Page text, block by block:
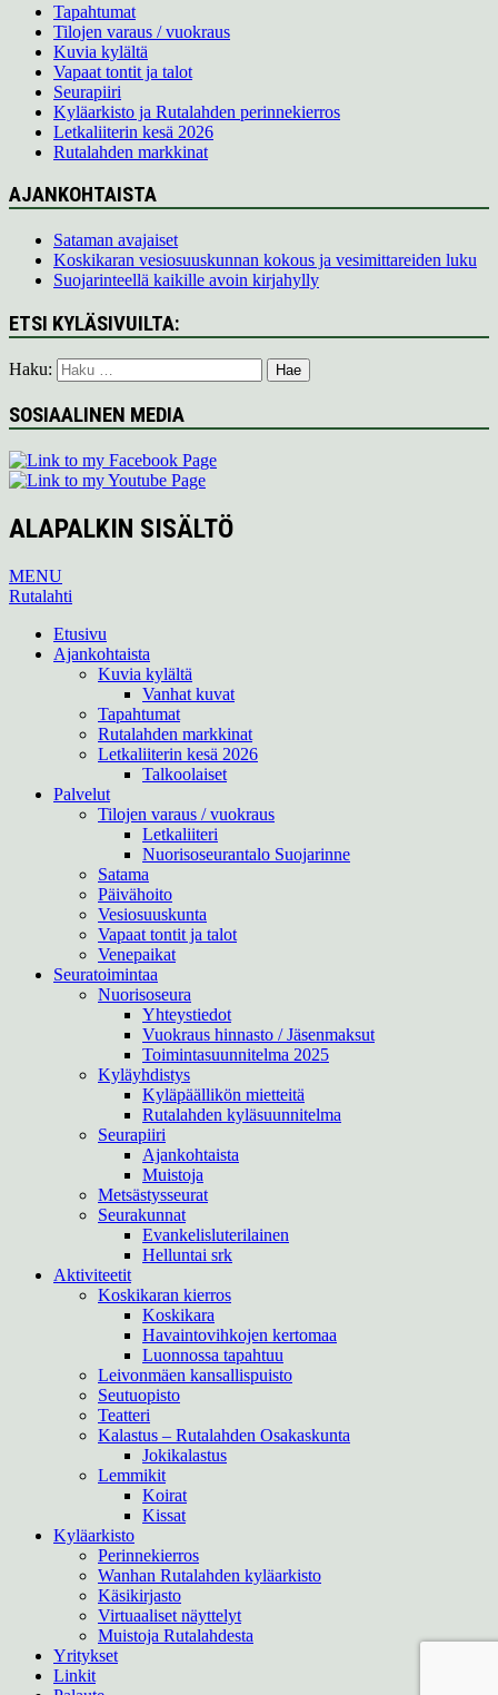
Tapahtumat
Tilojen varaus / vuokraus
Kuvia kylältä
Vapaat tontit ja talot
Seurapiiri
Kyläarkisto ja Rutalahden perinnekierros
Letkaliiterin kesä 2026
Rutalahden markkinat
AJANKOHTAISTA
Sataman avajaiset
Koskikaran vesiosuuskunnan kokous ja vesimittareiden luku
Suojarinteellä kaikille avoin kirjahylly
ETSI KYLÄSIVUILTA:
Haku:
SOSIAALINEN MEDIA
ALAPALKIN SISÄLTÖ
MENU
Rutalahti
Etusivu
Ajankohtaista
Kuvia kylältä
Vanhat kuvat
Tapahtumat
Rutalahden markkinat
Letkaliiterin kesä 2026
Talkoolaiset
Palvelut
Tilojen varaus / vuokraus
Letkaliiteri
Nuorisoseurantalo Suojarinne
Satama
Päivähoito
Vesiosuuskunta
Vapaat tontit ja talot
Venepaikat
Seuratoimintaa
Nuorisoseura
Yhteystiedot
Vuokraus hinnasto / Jäsenmaksut
Toimintasuunnitelma 2025
Kyläyhdistys
Kyläpäällikön mietteitä
Rutalahden kyläsuunnitelma
Seurapiiri
Ajankohtaista
Muistoja
Metsästysseurat
Seurakunnat
Evankelisluterilainen
Helluntai srk
Aktiviteetit
Koskikaran kierros
Koskikara
Havaintovihkojen kertomaa
Luonnossa tapahtuu
Leivonmäen kansallispuisto
Seutuopisto
Teatteri
Kalastus – Rutalahden Osakaskunta
Jokikalastus
Lemmikit
Koirat
Kissat
Kyläarkisto
Perinnekierros
Wanhan Rutalahden kyläarkisto
Käsikirjasto
Virtuaaliset näyttelyt
Muistoja Rutalahdesta
Yritykset
Linkit